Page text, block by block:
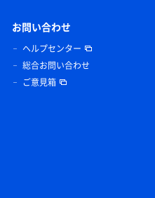
お問い合わせ
ヘルプセンター
総合お問い合わせ
ご意見箱